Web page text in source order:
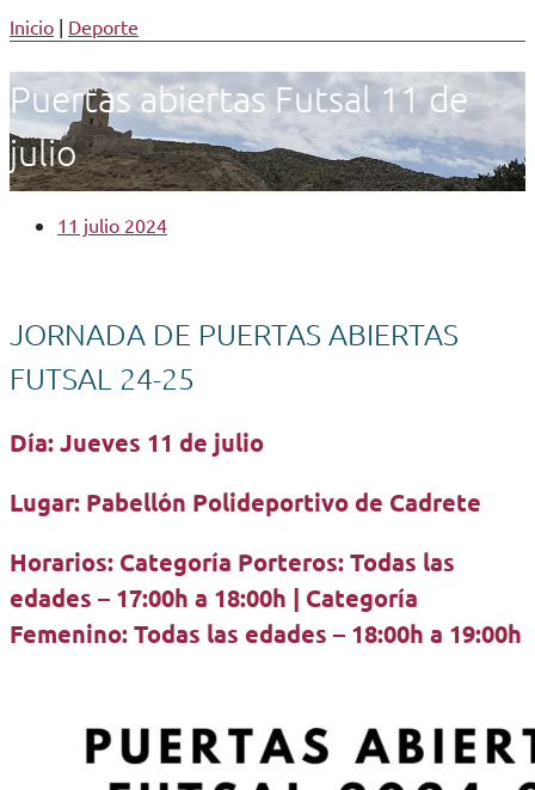
Inicio | Deporte
Puertas abiertas Futsal 11 de
julio
11 julio 2024
JORNADA DE PUERTAS ABIERTAS
FUTSAL 24-25
Día: Jueves 11 de julio
Lugar: Pabellón Polideportivo de Cadrete
Horarios: Categoría Porteros: Todas las
edades – 17:00h a 18:00h | Categoría
Femenino: Todas las edades – 18:00h a 19:00h